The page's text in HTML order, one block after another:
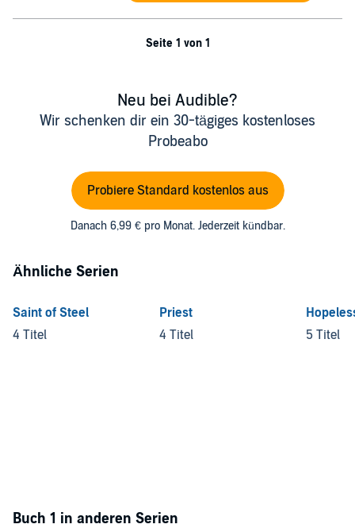
Seite 1 von 1
Neu bei Audible?
Wir schenken dir ein 30-tägiges kostenloses
Probeabo
Probiere Standard kostenlos aus
Danach 6,99 € pro Monat. Jederzeit kündbar.
Ähnliche Serien
Saint of Steel
4 Titel
Priest
4 Titel
5 Titel
Buch 1 in anderen Serien